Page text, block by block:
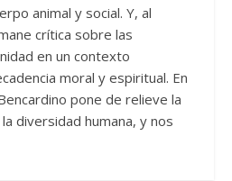
animal y social. Y, al
crítica sobre las
en un contexto
moral y espiritual. En
pone de relieve la
diversidad humana, y nos